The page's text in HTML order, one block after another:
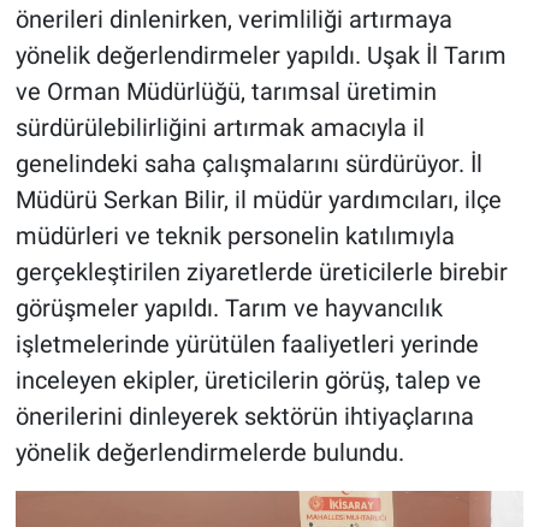
önerileri dinlenirken, verimliliği artırmaya
yönelik değerlendirmeler yapıldı. Uşak İl Tarım
ve Orman Müdürlüğü, tarımsal üretimin
sürdürülebilirliğini artırmak amacıyla il
genelindeki saha çalışmalarını sürdürüyor. İl
Müdürü Serkan Bilir, il müdür yardımcıları, ilçe
müdürleri ve teknik personelin katılımıyla
gerçekleştirilen ziyaretlerde üreticilerle birebir
görüşmeler yapıldı. Tarım ve hayvancılık
işletmelerinde yürütülen faaliyetleri yerinde
inceleyen ekipler, üreticilerin görüş, talep ve
önerilerini dinleyerek sektörün ihtiyaçlarına
yönelik değerlendirmelerde bulundu.